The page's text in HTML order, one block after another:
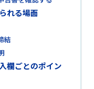
れる場面
結
欄ごとのポイン